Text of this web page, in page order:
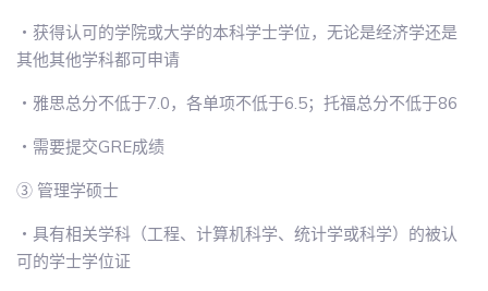
・获得认可的学院或大学的本科学士学位，无论是经济学还是
其他其他学科都可申请
・雅思总分不低于7.0，各单项不低于6.5；托福总分不低于86
・需要提交GRE成绩
③ 管理学硕士
・具有相关学科（工程、计算机科学、统计学或科学）的被认
可的学士学位证